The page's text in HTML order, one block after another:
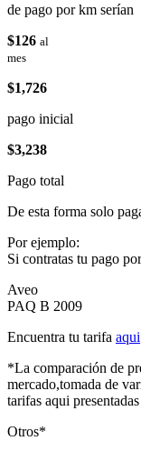
de pago por km serían
$126 al
mes
$1,726
pago inicial
$3,238
Pago total
De esta forma solo
Por ejemplo:
Si contratas tu pago
Aveo
PAQ B 2009
Encuentra tu tarifa aqui
*La comparación de
mercado,tomada de
tarifas aqui
Otros*